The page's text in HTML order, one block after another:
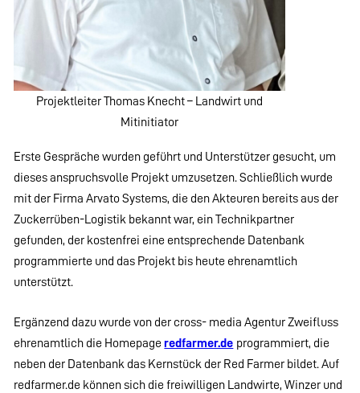
Projektleiter Thomas Knecht – Landwirt und
Mitinitiator
Erste Gespräche wurden geführt und Unterstützer gesucht, um
dieses anspruchsvolle Projekt umzusetzen. Schließlich wurde
mit der Firma Arvato Systems, die den Akteuren bereits aus der
Zuckerrüben-Logistik bekannt war, ein Technikpartner
gefunden, der kostenfrei eine entsprechende Datenbank
programmierte und das Projekt bis heute ehrenamtlich
unterstützt.
Ergänzend dazu wurde von der cross- media Agentur Zweifluss
ehrenamtlich die Homepageredfarmer.de programmiert, die
neben der Datenbank das Kernstück der Red Farmer bildet. Auf
redfarmer.de können sich die freiwilligen Landwirte, Winzer und